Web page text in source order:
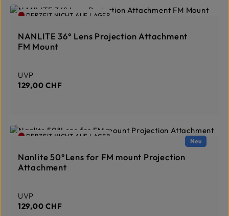
T
a
DERZEIT NICHT AUF LAGER
NANLITE 36° Lens Projection Attachment
FM Mount
Regulärer Preis:
UVP
129,00 CHF
Neu
DERZEIT NICHT AUF LAGER
Nanlite 50°Lens for FM mount Projection
Attachment
Regulärer Preis:
UVP
129,00 CHF